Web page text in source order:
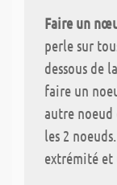
Faire un
perle sur
dessous de
faire un
autre noeud
les 2
extrémité et